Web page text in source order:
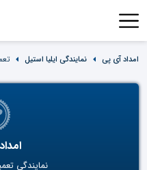
امداد آی پی نمایندگی ایلیا استیل
نمایندگی